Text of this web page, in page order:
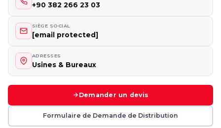
+90 382 266 23 03
SIÈGE SOCIAL
[email protected]
ADRESSES
Usines & Bureaux
Demander un devis
Formulaire de Demande de Distribution